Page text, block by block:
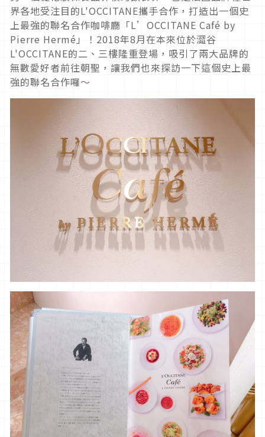
界各地受注目的L'OCCITANE攜手合作，打造出一個史
上最強的聯名合作咖啡廳「L’OCCITANE Café by
Pierre Hermé」！2018年8月在本來位於澀谷
L'OCCITANE的二、三樓隆重登場，吸引了兩大品牌的
無數愛好者前往朝聖，讓我們也來探訪一下這個史上最
強的聯名合作囉～